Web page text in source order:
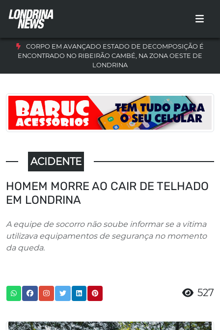
CORPO EM AVANÇADO ESTADO DE DECOMPOSIÇÃO É
ENCONTRADO NO RIBEIRÃO CAMBÉ, NA ZONA OESTE DE
LONDRINA
ACIDENTE
HOMEM MORRE AO CAIR DE TELHADO
EM LONDRINA
A equipe de socorro não soube informar se a vitima
utilizava equipamentos de segurança no momento
da queda.
527